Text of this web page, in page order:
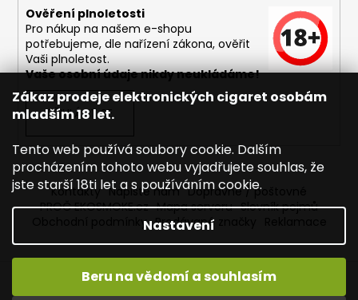
Zákaz prodeje elektronických cigaret osobám
mladším 18 let.
Tento web používá soubory cookie. Dalším
procházením tohoto webu vyjadřujete souhlas, že
jste starší 18ti let a s používáním cookie.
Nastavení
Beru na vědomí a souhlasím
Ověření plnoletosti
Pro nákup na našem e-shopu
potřebujeme, dle nařízení zákona, ověřit
Vaši plnoletost.
Vaše osobní údaje nikdy neukládáme!
PŘIHLÁSIT SE
Kontakty Napište nám Dopravné / poštovné
PROČ EKOSMOKE.cz Mapa serveru Slovník pojmů
Obchodní podmínky Prodávané značky
Vytvořil Shoptet